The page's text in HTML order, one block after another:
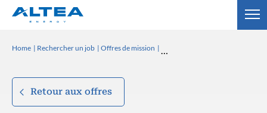
Home Rechercher un job Offres de mission
Retour aux offres